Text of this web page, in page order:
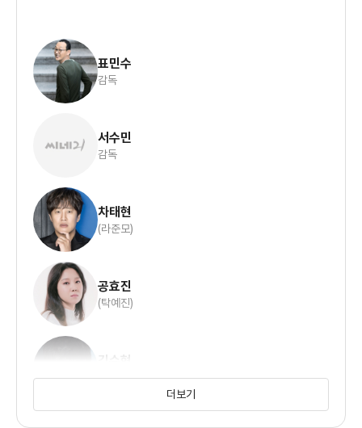
표민수
감독
서수민
감독
차태현
(라준모)
공효진
(탁예진)
(백승찬)
더보기